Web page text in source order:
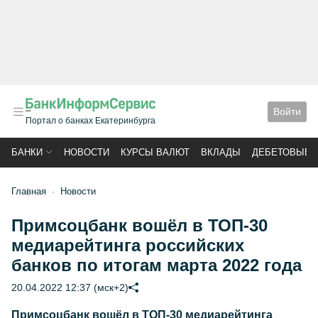
Портал о банках Екатеринбурга
Войти
БАНКИ НОВОСТИ КУРСЫ ВАЛЮТ ВКЛАДЫ ДЕБЕТОВЫЕ
Главная Новости
Примсоцбанк вошёл в ТОП-30
медиарейтинга российских
банков по итогам марта 2022 года
20.04.2022 12:37 (мск+2)
Примсоцбанк вошёл в ТОП-30 медиарейтинга